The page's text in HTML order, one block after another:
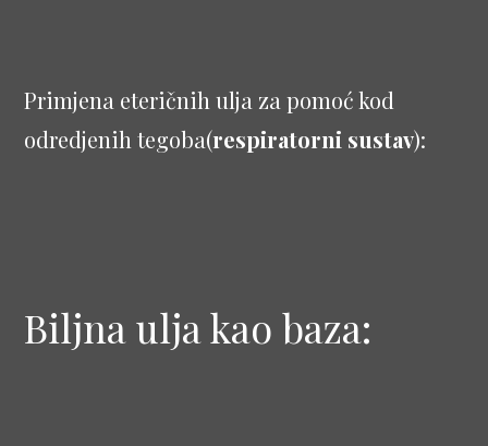
Primjena eteričnih ulja za pomoć kod
odredjenih tegoba(respiratorni sustav):
Biljna ulja kao baza: